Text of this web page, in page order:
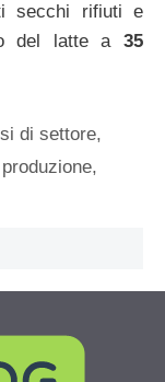
secchi rifiuti e
del latte a 35
di settore,
produzione,